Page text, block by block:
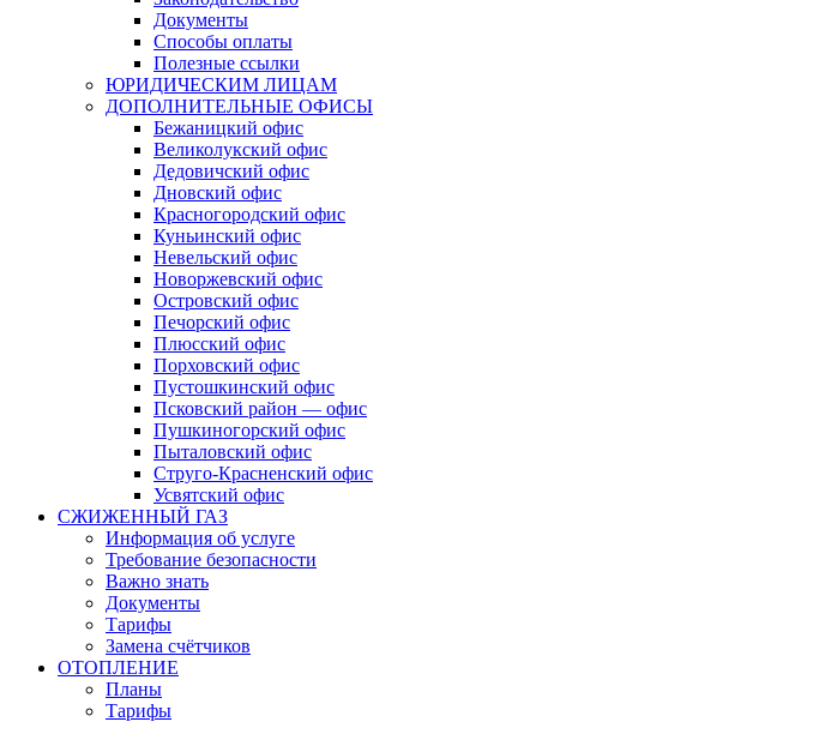
Документы
Способы оплаты
Полезные ссылки
ЮРИДИЧЕСКИМ ЛИЦАМ
ДОПОЛНИТЕЛЬНЫЕ ОФИСЫ
Бежаницкий офис
Великолукский офис
Дедовичский офис
Дновский офис
Красногородский офис
Куньинский офис
Невельский офис
Новоржевский офис
Островский офис
Печорский офис
Плюсский офис
Порховский офис
Пустошкинский офис
Псковский район — офис
Пушкиногорский офис
Пыталовский офис
Струго-Красненский офис
Усвятский офис
СЖИЖЕННЫЙ ГАЗ
Информация об услуге
Требование безопасности
Важно знать
Документы
Тарифы
Замена счётчиков
ОТОПЛЕНИЕ
Планы
Тарифы